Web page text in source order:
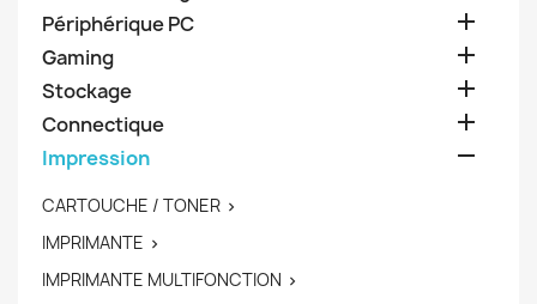
Périphérique PC 
Gaming 
Stockage 
Connectique 
Impression 
CARTOUCHE / TONER 
IMPRIMANTE 
IMPRIMANTE MULTIFONCTION 